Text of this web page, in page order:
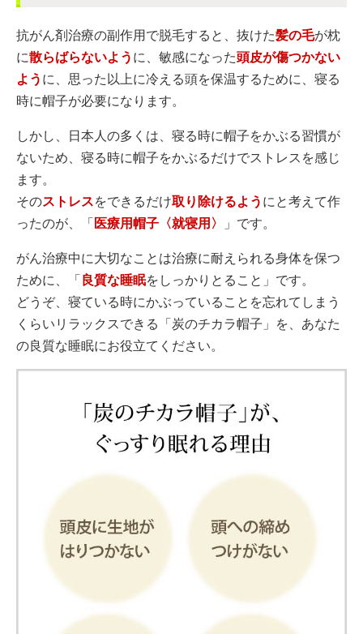
抗がん剤治療の副作用で脱毛すると、抜けた髪の毛が枕
に散らばらないように、敏感になった頭皮が傷つかない
ように、思った以上に冷える頭を保温するために、寝る
時に帽子が必要になります。
しかし、日本人の多くは、寝る時に帽子をかぶる習慣が
ないため、寝る時に帽子をかぶるだけでストレスを感じ
ます。
そのストレスをできるだけ取り除けるようにと考えて作
ったのが、「医療用帽子〈就寝用〉
」です。
がん治療中に大切なことは治療に耐えられる身体を保つ
ために、「良質な睡眠をしっかりとること」です。
どうぞ、寝ている時にかぶっていることを忘れてしまう
くらいリラックスできる「炭のチカラ帽子」を、あなた
の良質な睡眠にお役立てください。